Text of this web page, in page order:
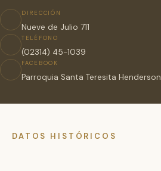
DIRECCIÓN
Nueve de Julio 711
TELÉFONO
(02314) 45-1039
FACEBOOK
Parroquia Santa Teresita Henderson
DATOS HISTÓRICOS